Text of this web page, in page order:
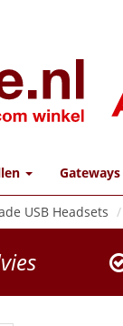
USB Headsets